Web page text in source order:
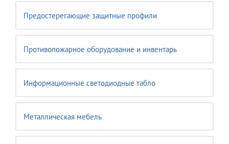
Предостерегающие защитные профили
Противопожарное оборудование и инвентарь
Информационные светодиодные табло
Металлическая мебель